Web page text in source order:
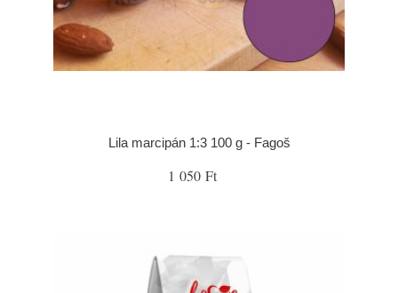
Lila marcipán 1:3 100 g - Fagoš
1 050 Ft